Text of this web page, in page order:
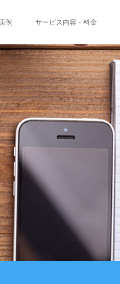
例 サービス内容・料金